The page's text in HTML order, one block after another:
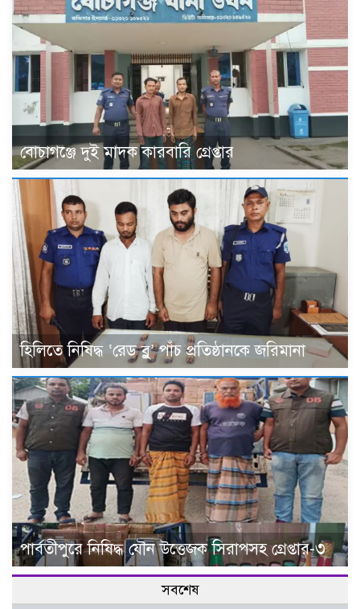
বোচাগঞ্জে দুই মাদক কারবারি গ্রেপ্তার
হিলিতে নিষিদ্ধ ‘রেড ব্লু’ পাঁচ প্রতিষ্ঠানকে জরিমানা
পার্বতীপুরে নিষিদ্ধ যৌন উত্তেজক সিরাপসহ গ্রেপ্তার-৩
সবশেষ